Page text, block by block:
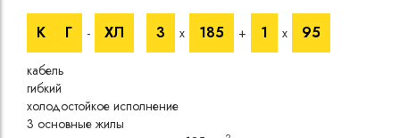
К Г - ХЛ 3 х 185 + 1 х 95
кабель
гибкий
холодостойкое исполнение
3 основные жилы